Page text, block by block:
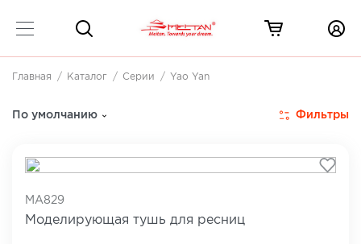
Главная Каталог Серии Yao Yan
По умолчанию Фильтры
MA829
Моделирующая тушь для ресниц